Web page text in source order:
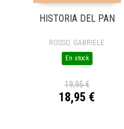
HISTORIA DEL PAN
ROSSO, GABRIELE
En stock
19,95 €
18,95 €